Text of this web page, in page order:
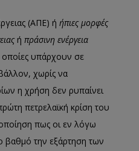
(ΑΠΕ) ή ήπιες μορφές
ή πράσινη ενέργεια
οποίες υπάρχουν σε
χωρίς να
η χρήση δεν ρυπαίνει
πετρελαϊκή κρίση του
πως οι εν λόγω
βαθμό την εξάρτηση των